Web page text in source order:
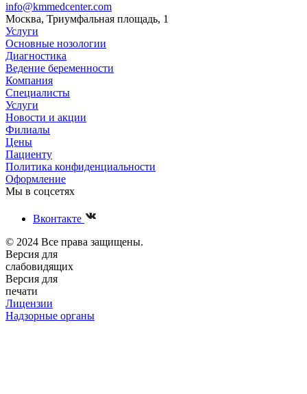
info@kmmedcenter.com
Москва, Триумфальная площадь, 1
Услуги
Основные нозологии
Диагностика
Ведение беременности
Компания
Специалисты
Услуги
Новости и акции
Филиалы
Цены
Пациенту
Политика конфиденциальности
Оформление
Мы в соцсетях
Вконтакте
© 2024 Все права защищены.
Версия для
слабовидящих
Версия для
печати
Лицензии
Надзорные органы